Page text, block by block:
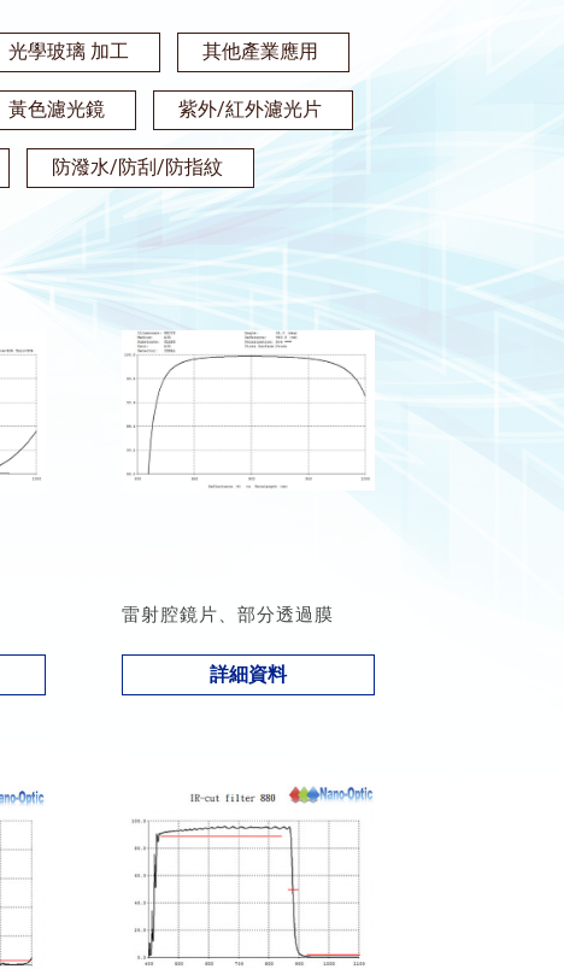
光學玻璃 加工 其他產業應用
黃色濾光鏡 紫外/紅外濾光片
防潑水/防刮/防指紋
雷射腔鏡片、部分透過膜
詳細資料